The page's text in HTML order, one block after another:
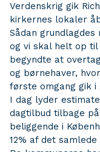
Verdenskrig gik
kirkernes lokaler
Sådan
og vi skal helt op
begyndte at
og børnehaver,
første omgang gik i
I dag lyder
dagtilbud tilbage
beliggende i
12% af det